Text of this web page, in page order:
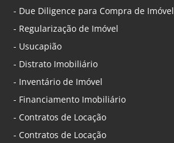
- Due Diligence para Compra de Imóvel
- Regularização de Imóvel
- Usucapião
- Distrato Imobiliário
- Inventário de Imóvel
- Financiamento Imobiliário
- Contratos de Locação
- Contratos de Locação